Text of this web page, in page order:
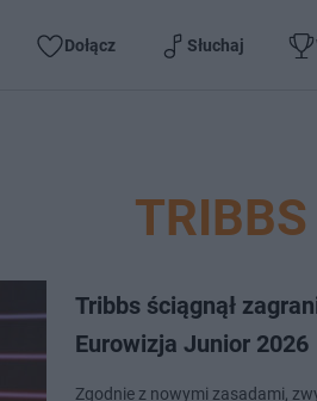
Dołącz Słuchaj
TRIBBS
Tribbs ściągnął
Eurowizja Junior 2026
Zgodnie z nowymi zasadami,